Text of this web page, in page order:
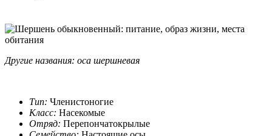
Другие названия: оса шершневая
Тип: Членистоногие
Класс: Насекомые
Отряд: Перепончатокрылые